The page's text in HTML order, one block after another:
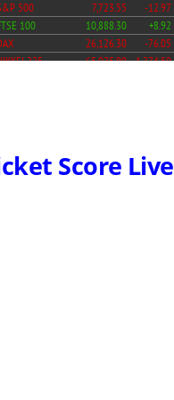
Score Live